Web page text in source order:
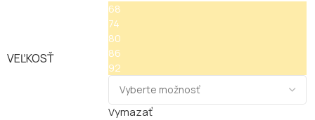
VEĽKOSŤ
68
74
80
86
92
Vymazať